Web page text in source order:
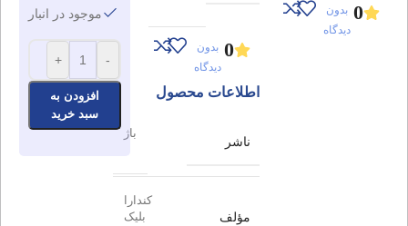
0 بدون
دیدگاه
0 بدون
دیدگاه
اطلاعات محصول
ناشر
باژ
مؤلف
کندارا
بلیک
موجود در انبار
-
+
افزودن به
سبد خرید